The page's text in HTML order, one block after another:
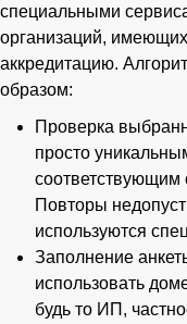
специальными
организаций,
аккредитацию.
образом:
Проверка
просто
соответствующим
Повторы
используются
Заполнение
использовать
будь то ИП,